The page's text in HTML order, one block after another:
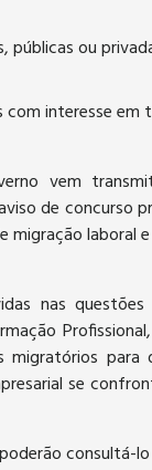
ou
interesse em
vem
de concurso
migração laboral
nas questões
para
se
consultá-